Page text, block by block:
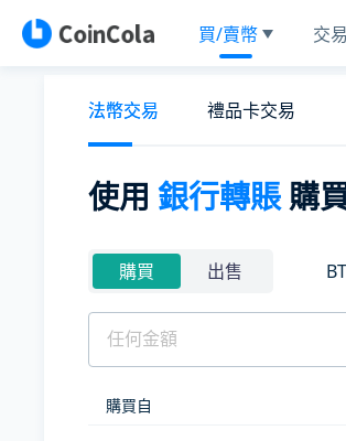
買/賣幣 交易
法幣交易 禮品卡交易
使用 銀行轉賬 購
購買 出售
購買自